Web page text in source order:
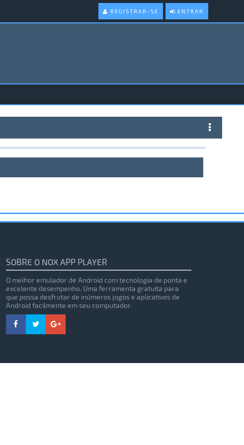
ENTRAR
REGISTRAR-SE
SOBRE O NOX APP PLAYER
O melhor emulador de Android com tecnologia de ponta e
excelente desempenho. Uma ferramenta gratuita para
que possa desfrutar de inúmeros jogos e aplicativos de
Android facilmente em seu computador.